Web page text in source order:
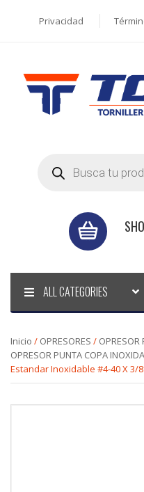
Privacidad
search
ALL CATEGORIES
Inicio / OPRESORES / OPRESOR
OPRESOR PUNTA COPA
Estandar Inoxidable #4-40 X 3/